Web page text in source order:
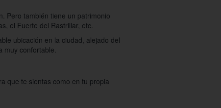
Pero también tiene un patrimonio
el Fuerte del Rastrillar, etc.
ubicación en la ciudad, alejado del
muy confortable.
que te sientas como en tu propia